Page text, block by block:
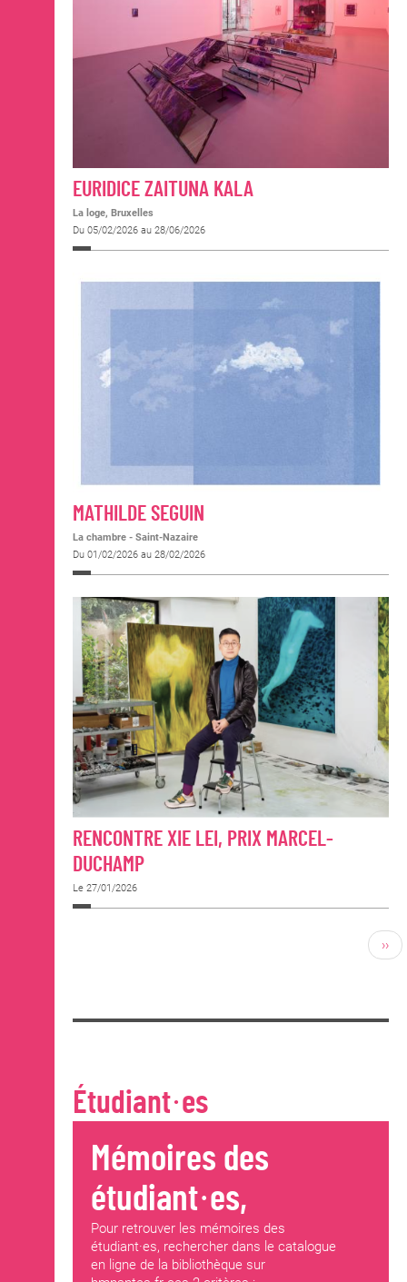
EURIDICE ZAITUNA KALA
La loge, Bruxelles
Du 05/02/2026 au 28/06/2026
MATHILDE SEGUIN
La chambre - Saint-Nazaire
Du 01/02/2026 au 28/02/2026
RENCONTRE XIE LEI, PRIX MARCEL-
DUCHAMP
Le 27/01/2026
››
Étudiant·es
Mémoires des
étudiant·es,
Pour retrouver les mémoires des
étudiant·es, rechercher dans le catalogue
en ligne de la bibliothèque sur